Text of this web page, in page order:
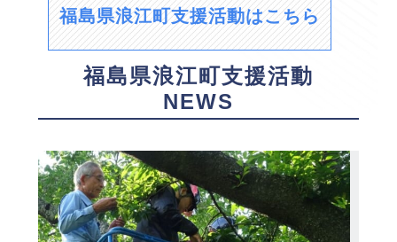
福島県浪江町支援活動はこちら
福島県浪江町支援活動
NEWS